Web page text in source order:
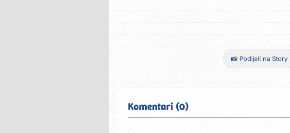
📸 Podijeli na Story
Komentari (0)